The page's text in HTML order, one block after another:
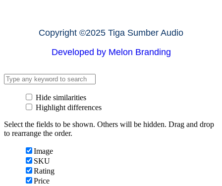
Copyright ©2025 Tiga Sumber Audio
Developed by Melon Branding
Hide similarities
Highlight differences
Select the fields to be shown. Others will be hidden. Drag and drop
to rearrange the order.
Image
SKU
Rating
Price